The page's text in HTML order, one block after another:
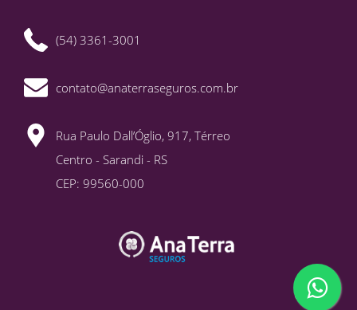
(54) 3361-3001
contato@anaterraseguros.com.br
Rua Paulo Dall’Óglio, 917, Térreo
Centro - Sarandi - RS
CEP: 99560-000